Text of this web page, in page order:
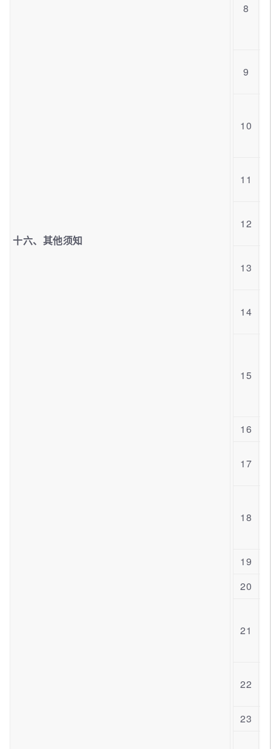
十六、其他须知
8
9
10
11
12
13
14
15
16
17
18
19
20
21
22
23